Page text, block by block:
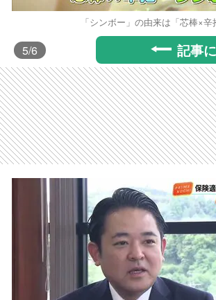
「シンボー」の由来は「芯棒×辛
5/6 記事